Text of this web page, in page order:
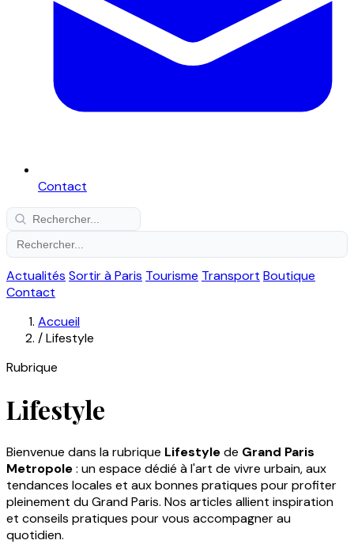
Contact
Actualités Sortir à Paris Tourisme Transport Boutique
Contact
Accueil
/Lifestyle
Rubrique
Lifestyle
Bienvenue dans la rubrique Lifestylede Grand Paris
Metropole: un espace dédié à l'art de vivre urbain, aux
tendances locales et aux bonnes pratiques pour profiter
pleinement du Grand Paris. Nos articles allient inspiration
et conseils pratiques pour vous accompagner au
quotidien.